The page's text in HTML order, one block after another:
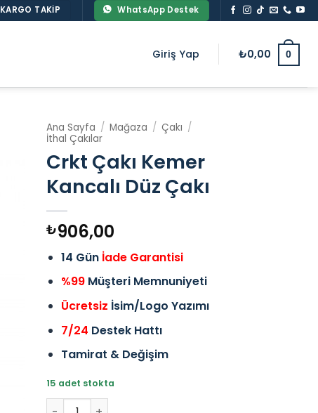
KARGO TAKIP WhatsApp Destek
Giriş Yap ₺0,00 0
Ana Sayfa / Mağaza / Çakı /
İthal Çakılar
Crkt Çakı Kemer
Kancalı Düz Çakı
₺906,00
14 Gün İade Garantisi
%99Müşteri Memnuniyeti
Ücretsiz İsim/Logo Yazımı
7/24 Destek Hattı
Tamirat & Değişim
15 adet stokta
Crkt Çakı Kemer Kancalı Düz Çakı adet